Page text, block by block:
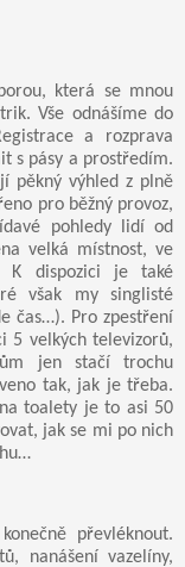
která se mnou
Vše odnášíme do
a rozprava
s pásy a prostředím.
pěkný výhled z plně
pro běžný provoz,
pohledy lidí od
velká místnost, ve
K dispozici je také
však my singlisté
čas…). Pro zpestření
5 velkých televizorů,
jen stačí trochu
tak, jak je třeba.
toalety je to asi 50
jak se mi po nich
převléknout.
nanášení vazelíny,